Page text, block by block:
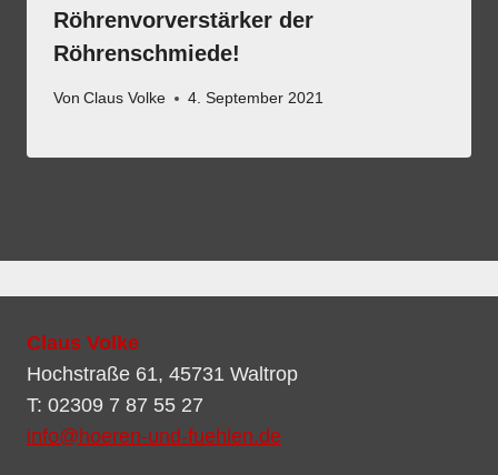
Röhrenvorverstärker der
Röhrenschmiede!
Von Claus Volke 4. September 2021
Claus Volke
Hochstraße 61, 45731 Waltrop
T: 02309 7 87 55 27
info@hoeren-und-fuehlen.de